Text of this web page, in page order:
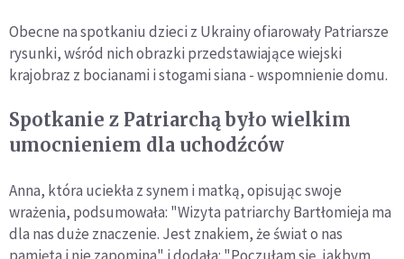
Obecne na spotkaniu dzieci z Ukrainy ofiarowały Patriarsze
rysunki, wśród nich obrazki przedstawiające wiejski
krajobraz z bocianami i stogami siana - wspomnienie domu.
Spotkanie z Patriarchą było wielkim
umocnieniem dla uchodźców
Anna, która uciekła z synem i matką, opisując swoje
wrażenia, podsumowała: "Wizyta patriarchy Bartłomieja ma
dla nas duże znaczenie. Jest znakiem, że świat o nas